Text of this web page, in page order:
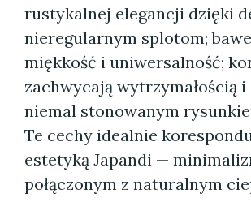
rustykalnej elegancji dzięki
nieregularnym splotom;
miękkość i uniwersalność;
zachwycają wytrzymałością
niemal stonowanym
Te cechy idealnie
estetyką Japandi —
połączonym z naturalnym